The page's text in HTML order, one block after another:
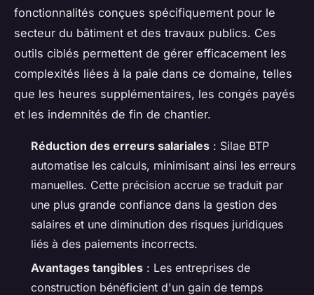
fonctionnalités conçues spécifiquement pour le
secteur du bâtiment et des travaux publics. Ces
outils ciblés permettent de gérer efficacement les
complexités liées à la paie dans ce domaine, telles
que les heures supplémentaires, les congés payés
et les indemnités de fin de chantier.
Réduction des erreurs salariales : Silae BTP
automatise les calculs, minimisant ainsi les erreurs
manuelles. Cette précision accrue se traduit par
une plus grande confiance dans la gestion des
salaires et une diminution des risques juridiques
liés à des paiements incorrects.
Avantages tangibles : Les entreprises de
construction bénéficient d'un gain de temps